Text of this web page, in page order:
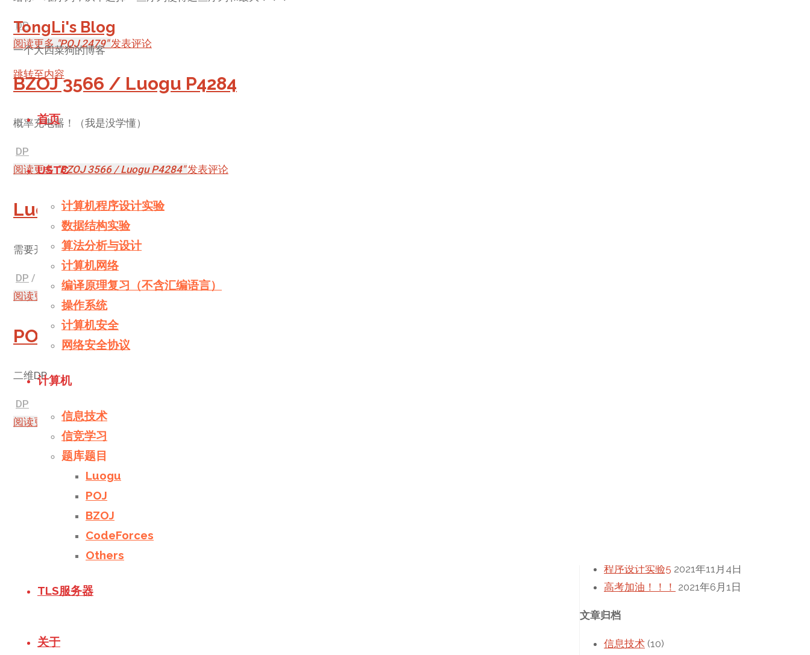
TongLi's Blog
一个大四菜狗的博客
跳转至内容
首页
USTC
计算机程序设计实验
数据结构实验
算法分析与设计
计算机网络
编译原理复习（不含汇编语言）
操作系统
计算机安全
网络安全协议
计算机
信息技术
信竞学习
题库题目
Luogu
POJ
BZOJ
CodeForces
Others
TLS服务器
关于
DP
阅读更多 "POJ 2479" 发表评论
BZOJ 3566 / Luogu P4284
概率充电器！（我是没学懂）
DP
阅读更多 "BZOJ 3566 / Luogu P4284" 发表评论
Luogu P2831
需要开O2优化，否则会有4组数据TLE，一定是我太弱了！
DP /
状态压缩
阅读更多
发表评论
POJ 3661
二维DP
DP
阅读更多 "POJ 3661"
程序设计实验5 2021年11月4日
高考加油！！！ 2021年6月1日
文章归档
信息技术 (10)